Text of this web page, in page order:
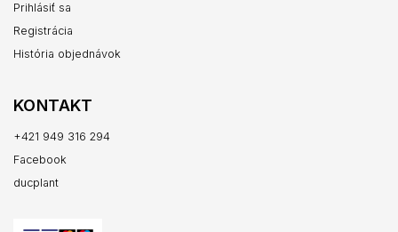
Prihlásiť sa
Registrácia
História objednávok
KONTAKT
+421 949 316 294
Facebook
ducplant